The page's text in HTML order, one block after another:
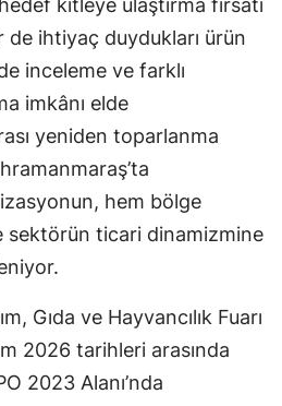
kitleye ulaştırma fırsatı
ihtiyaç duydukları ürün
inceleme ve farklı
imkânı elde
yeniden toparlanma
hem bölge
sektörün ticari dinamizmine
Gıda ve Hayvancılık Fuarı
2026 tarihleri arasında
2023 Alanı’nda